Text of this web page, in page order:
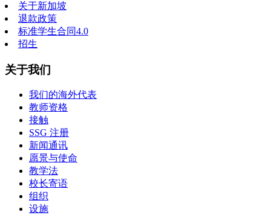
关于新加坡
退款政策
标准学生合同4.0
招生
关于我们
我们的海外代表
教师资格
接触
SSG 注册
新闻通讯
愿景与使命
教学法
校长寄语
组织
设施